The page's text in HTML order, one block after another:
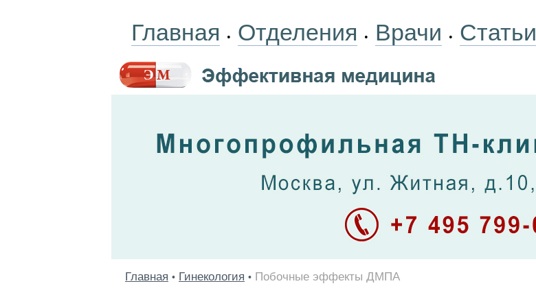
Главная • Отделения • Врачи • Статьи
Главная • Гинекология • Побочные эффекты ДМПА